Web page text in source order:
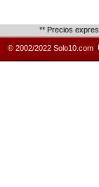
** Precios
© 2002/2022 Solo10.com